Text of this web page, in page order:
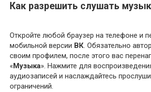
Как разрешить слушать
Откройте любой браузер на телефоне и
мобильной версии ВК. Обязательно
своим профилем, после этого вас
«Музыка». Нажмите для
аудиозаписей и наслаждайтесь
ограничений.